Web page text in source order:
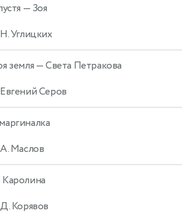
— Зоя
Углицких
земля — Света Петракова
Серов
Маслов
Корявов